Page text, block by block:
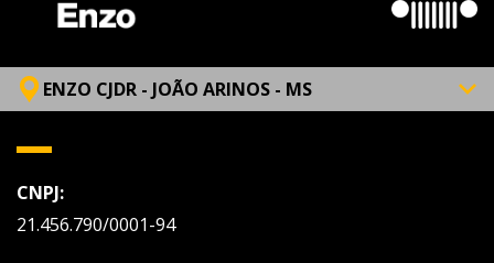
ENZO CJDR - JOÃO ARINOS - MS
CNPJ:
21.456.790/0001-94